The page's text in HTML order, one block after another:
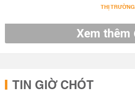
THỊ TRƯỜNG
Xem thêm
TIN GIỜ CHÓT